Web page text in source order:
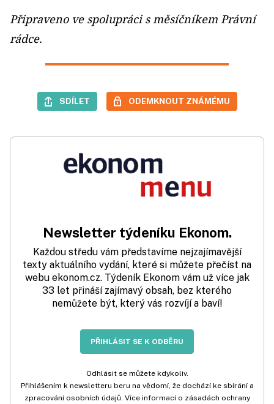
Připraveno ve spolupráci s měsíčníkem Právní
rádce.
SDÍLET ODEMKNOUT ZNÁMÉMU
Newsletter týdeníku Ekonom.
Každou středu vám představíme nejzajímavější
texty aktuálního vydání, které si můžete přečíst na
webu ekonom.cz. Týdeník Ekonom vám už více jak
33 let přináší zajímavý obsah, bez kterého
nemůžete být, který vás rozvíjí a baví!
PŘIHLÁSIT SE K ODBĚRU
Odhlásit se můžete kdykoliv.
Přihlášením k newsletteru beru na vědomí, že dochází ke sbírání a
zpracování osobních údajů. Více informací o zásadách ochrany